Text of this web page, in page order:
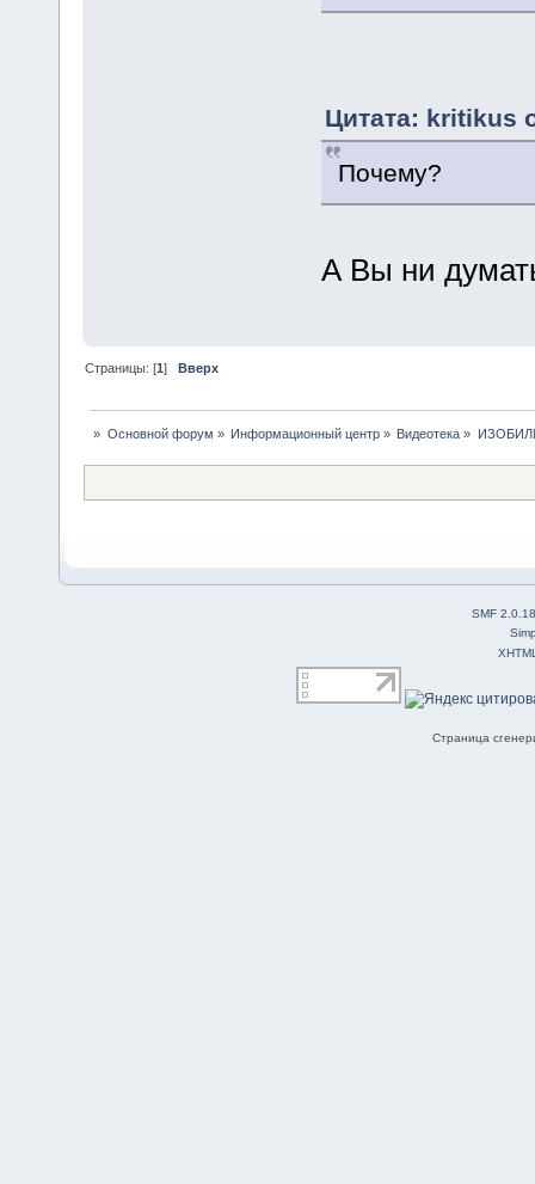
Цитата: kritikus
Почему?
А Вы ни
Страницы: [1]Вверх
» Основной форум » Информационный центр» Видеотека »
SMF 2.0.18
Страница